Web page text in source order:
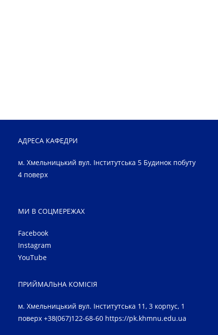
АДРЕСА КАФЕДРИ
м. Хмельницький вул. Інститутська 5 Будинок побуту
4 поверх
МИ В СОЦМЕРЕЖАХ
Facebook
Instagram
YouTube
ПРИЙМАЛЬНА КОМІСІЯ
м. Хмельницький вул. Інститутська 11, 3 корпус, 1
поверх +38(067)122-68-60 https://pk.khmnu.edu.ua